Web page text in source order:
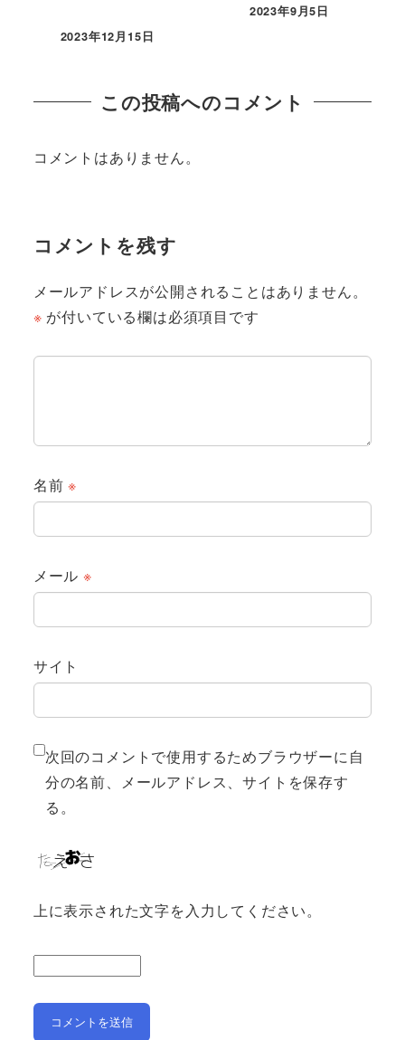
2023年12月15日
2023年9月5日
この投稿へのコメント
コメントはありません。
コメントを残す
メールアドレスが公開されることはありません。
※ が付いている欄は必須項目です
名前※
メール ※
サイト
次回のコメントで使用するためブラウザーに自
分の名前、メールアドレス、サイトを保存す
る。
上に表示された文字を入力してください。